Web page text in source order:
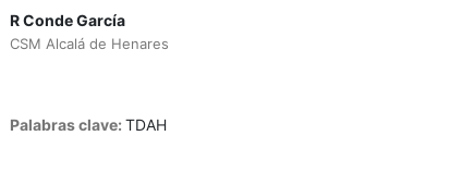
R Conde García
CSM Alcalá de Henares
Palabras clave: TDAH